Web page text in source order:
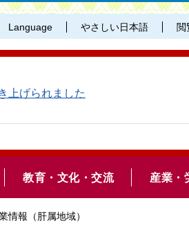
Language やさしい日本語 閲
上げられました
教育・文化・交流 産業・
情報（肝属地域）